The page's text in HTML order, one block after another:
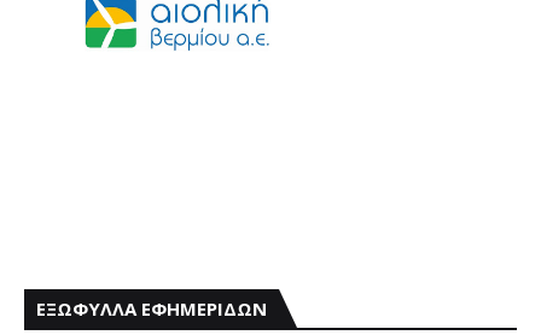
ΕΞΩΦΥΛΛΑ ΕΦΗΜΕΡΙΔΩΝ